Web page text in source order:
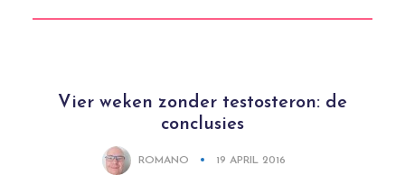
Vier weken zonder testosteron: de
conclusies
ROMANO 19 APRIL 2016